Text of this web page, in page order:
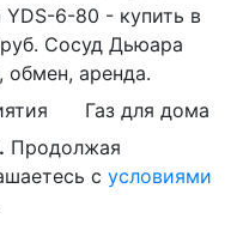
6-80 - купить в
Сосуд Дьюара
обмен, аренда.
Газ для дома
Продолжая
с условиями